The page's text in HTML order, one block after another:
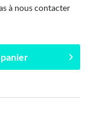
à nous contacter
panier